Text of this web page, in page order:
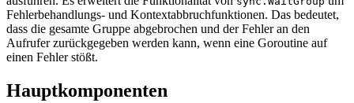
Fehlerbehandlungs- und Kontextabbruchfunktionen. Das bedeutet,
dass die gesamte Gruppe abgebrochen und der Fehler an den
Aufrufer zurückgegeben werden kann, wenn eine Goroutine auf
einen Fehler stößt.
Hauptkomponenten